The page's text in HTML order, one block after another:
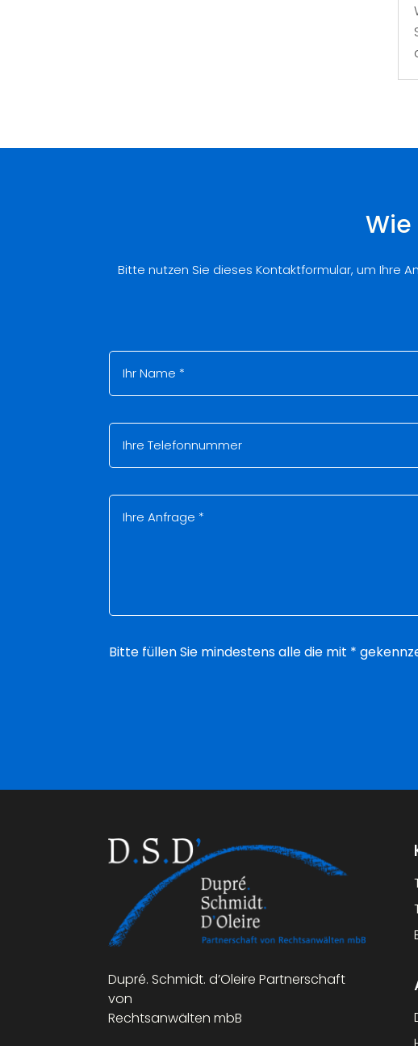
Bitte nutzen Sie dieses Kontaktformular, um Ihre
Bitte füllen Sie mindestens alle die mit *
Dupré. Schmidt. d’Oleire Partnerschaft
von
Rechtsanwälten mbB